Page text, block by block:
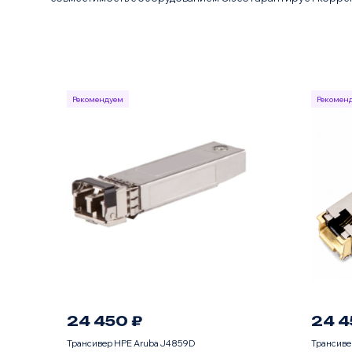
Рекомендуем
24 450 ₽
Трансивер HPE Aruba J4859D
24